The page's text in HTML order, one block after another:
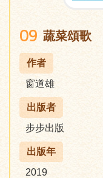
09 蔬菜頌歌
作者
窗道雄
出版者
步步出版
出版年
2019